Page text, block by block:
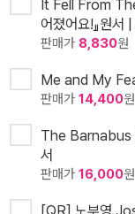
It Fell From
어졌어요!』원서
판매가 8,830원
Me and My
판매가 14,400원
The Barnabus
서
판매가 16,000원